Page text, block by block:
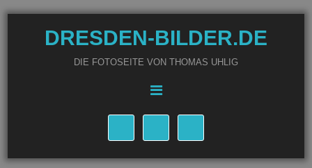
DRESDEN-BILDER.DE
DIE FOTOSEITE VON THOMAS UHLIG